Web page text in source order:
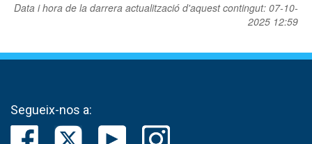
Data i hora de la darrera actualització d'aquest contingut: 07-10-
2025 12:59
Segueix-nos a: